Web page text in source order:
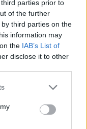
parties prior to
of the further
third parties on the
information may
the IAB’s List of
disclose it to other
– 2
jaučiausi
padėkoti
Lietuvos
būti